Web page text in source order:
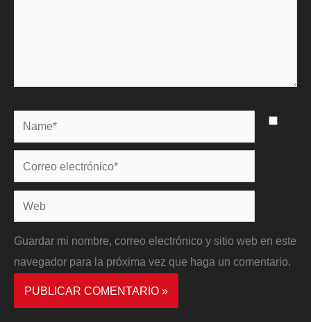
Name*
Correo
electrónico*
Web
Guardar mi nombre, correo electrónico y sitio web en este
navegador para la próxima vez que haga un comentario.